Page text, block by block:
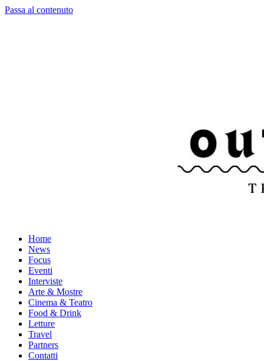
Passa al contenuto
Home
News
Focus
Eventi
Interviste
Arte & Mostre
Cinema & Teatro
Food & Drink
Letture
Travel
Partners
Contatti